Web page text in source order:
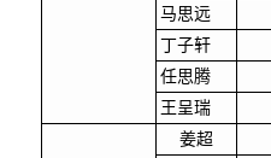
马思远
丁子轩
任思腾
王呈瑞
姜超